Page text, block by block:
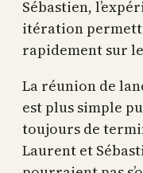
Sébastien,
itération
rapidement sur
La réunion de
est plus simple
toujours de
Laurent et